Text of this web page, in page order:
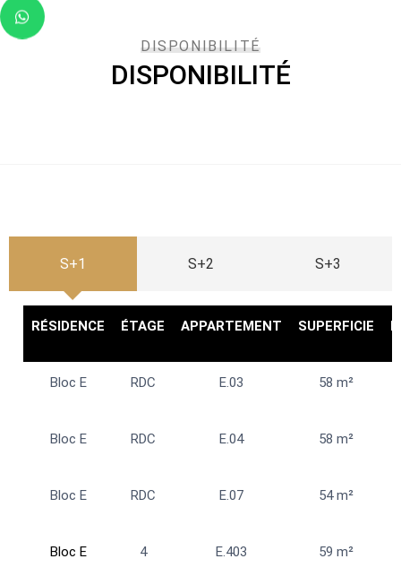
DISPONIBILITÉ
DISPONIBILITÉ
S+1 S+2 S+3
RÉSIDENCE ÉTAGE APPARTEMENT SUPERFICIE
Bloc E RDC E.03 58 m²
Bloc E RDC E.04 58 m²
Bloc E RDC E.07 54 m²
Bloc E 4 E.403 59 m²